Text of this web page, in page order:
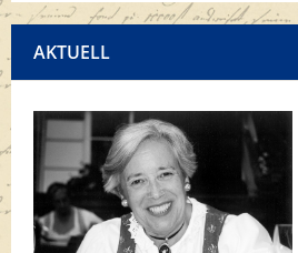
AKTUELL